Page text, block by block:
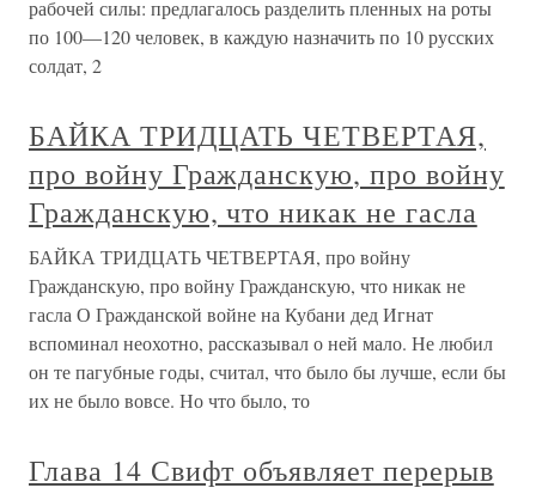
рабочей силы: предлагалось разделить пленных на роты
по 100—120 человек, в каждую назначить по 10 русских
солдат, 2
БАЙКА ТРИДЦАТЬ ЧЕТВЕРТАЯ,
про войну Гражданскую, про войну
Гражданскую, что никак не гасла
БАЙКА ТРИДЦАТЬ ЧЕТВЕРТАЯ, про войну
Гражданскую, про войну Гражданскую, что никак не
гасла О Гражданской войне на Кубани дед Игнат
вспоминал неохотно, рассказывал о ней мало. Не любил
он те пагубные годы, считал, что было бы лучше, если бы
их не было вовсе. Но что было, то
Глава 14 Свифт объявляет перерыв